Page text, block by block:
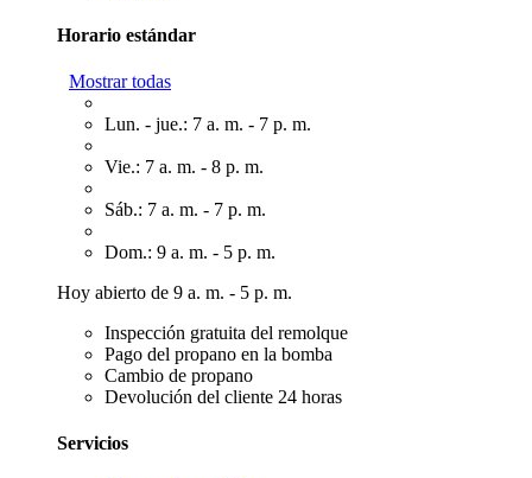
Horario estándar
Mostrar todas
Lun. - jue.: 7 a. m. - 7 p. m.
Vie.: 7 a. m. - 8 p. m.
Sáb.: 7 a. m. - 7 p. m.
Dom.: 9 a. m. - 5 p. m.
Hoy abierto de 9 a. m. - 5 p. m.
Inspección gratuita del remolque
Pago del propano en la bomba
Cambio de propano
Devolución del cliente 24 horas
Servicios